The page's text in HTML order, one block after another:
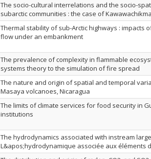
The socio-cultural interrelations and the socio-
subarctic communities : the case of
Thermal stability of sub-Arctic highways : impacts
flow under an embankment
The prevalence of complexity in flammable
systems theory to the simulation of fire spread
The nature and origin of spatial and temporal
Masaya volcanoes, Nicaragua
The limits of climate services for food security in
institutions
The hydrodynamics associated with instream
L&apos;hydrodynamique associée aux éléments